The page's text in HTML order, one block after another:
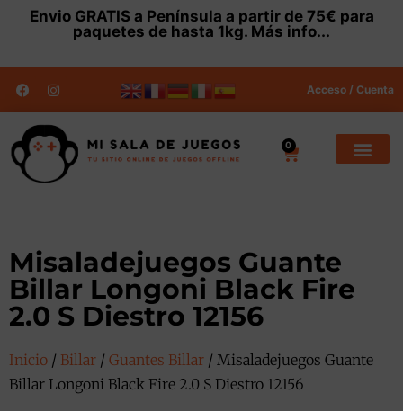
Envio GRATISa Península a partir de 75€ para
paquetes de hasta 1kg. Más info...
Acceso / Cuenta
0
Misaladejuegos Guante
Billar Longoni Black Fire
2.0 S Diestro 12156
Inicio / Billar / Guantes Billar / Misaladejuegos Guante
Billar Longoni Black Fire 2.0 S Diestro 12156